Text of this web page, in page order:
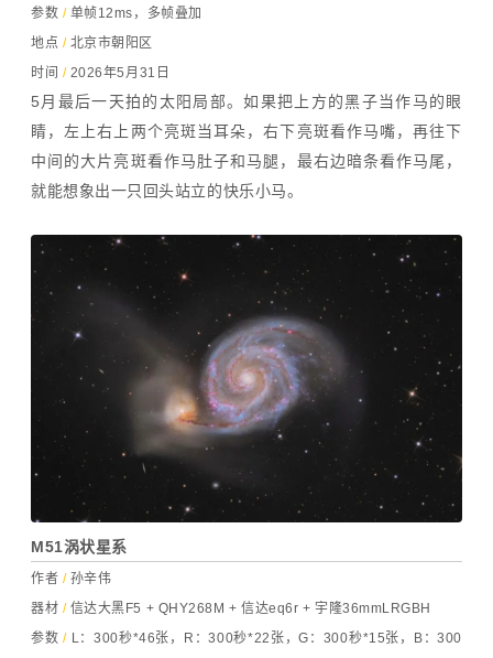
参数 / 单帧12ms，多帧叠加
地点 /北京市朝阳区
时间 / 2026年5月31日
5月最后一天拍的太阳局部。如果把上方的黑子当作马的眼
睛，左上右上两个亮斑当耳朵，右下亮斑看作马嘴，再往下
中间的大片亮斑看作马肚子和马腿，最右边暗条看作马尾，
就能想象出一只回头站立的快乐小马。
M51涡状星系
作者 /孙辛伟
器材 /信达大黑F5 + QHY268M + 信达eq6r + 宇隆36mmLRGBH
参数 / L：300秒*46张，R：300秒*22张，G：300秒*15张，B：300